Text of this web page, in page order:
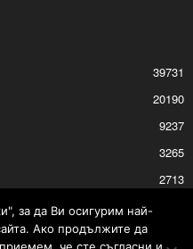
39731
20190
9237
3265
2713
за да Ви осигурим най-
Ако продължите да